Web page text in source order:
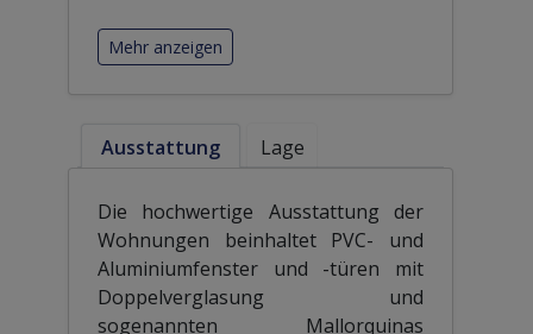
Mehr anzeigen
Ausstattung Lage
Die hochwertige Ausstattung der
Wohnungen beinhaltet PVC- und
Aluminiumfenster und -türen mit
Doppelverglasung und
sogenannten Mallorquinas